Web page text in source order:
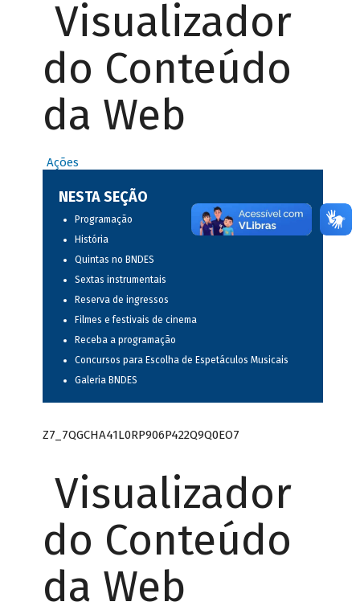
Visualizador
do Conteúdo
da Web
Ações
NESTA SEÇÃO
Programação
História
Quintas no BNDES
Sextas instrumentais
Reserva de ingressos
Filmes e festivais de cinema
Receba a programação
Concursos para Escolha de Espetáculos Musicais
Galeria BNDES
Z7_7QGCHA41L0RP906P422Q9Q0EO7
Visualizador
do Conteúdo
da Web